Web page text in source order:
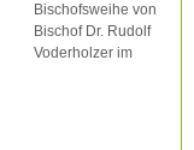
Bischofsweihe von
Bischof Dr. Rudolf
Voderholzer im